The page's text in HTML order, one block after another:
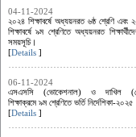
04-11-2024
২০২৪ শিক্ষাবর্ষে অধ্যয়নরত ৬ষ্ঠ শ্রেণি এবং
শিক্ষাবর্ষে ৯ম শ্রেণিতে অধ্যয়নরত
সময়সূচি।
[Details ]
06-11-2024
এসএসসি (ভোকেশনাল) ও দাখিল
শিক্ষাক্রমে ৯ম শ্রেণিতে ভর্তি নির্দেশিকা-২০২৫
[Details ]